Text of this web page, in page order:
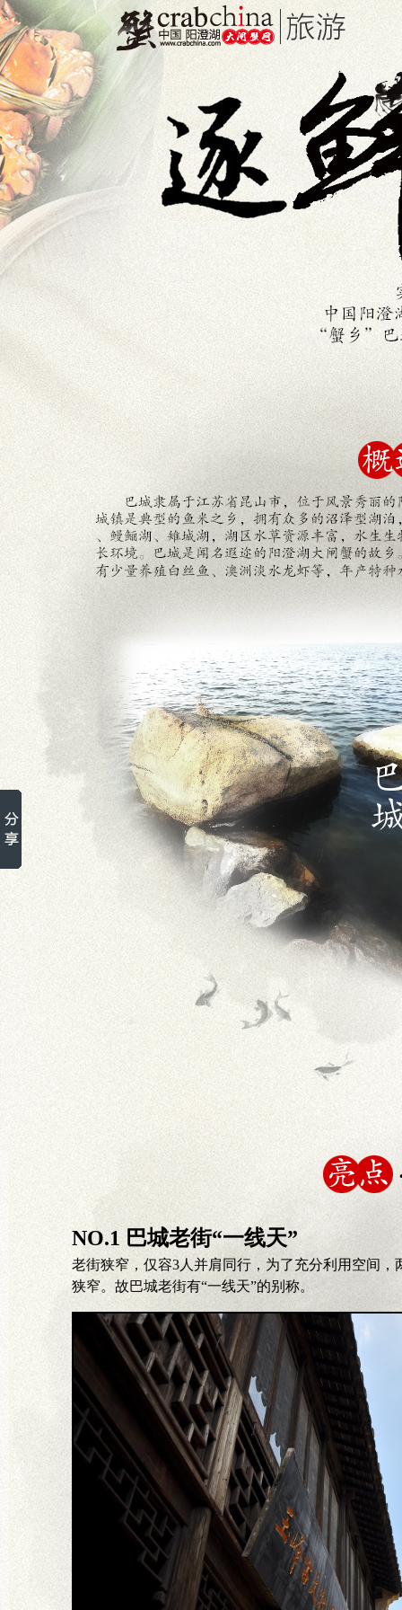
NO.2 国内唯一一家蟹文化博物馆
如果吃蟹只是食其味，则称不上真正的品蟹。巴城
事传说等，作为一位真正爱蟹之人，不可不去。